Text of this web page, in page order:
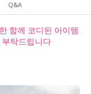
Q&A
함께 코디된 아이템
부탁드립니다